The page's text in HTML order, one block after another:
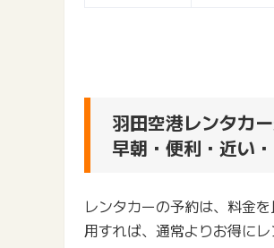
羽田空港レンタカ
早朝・便利・近い
レンタカーの予約は、料金
用すれば、通常よりお得に